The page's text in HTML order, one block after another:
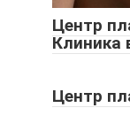
Центр
Клиника
Центр